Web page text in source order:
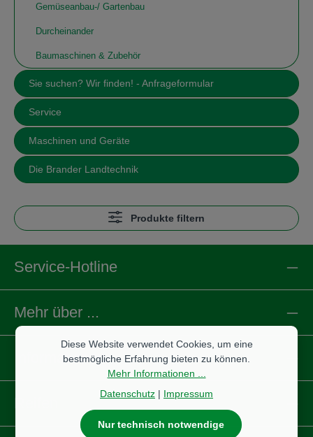
Gemüseanbau-/ Gartenbau
Durcheinander
Baumaschinen & Zubehör
Sie suchen? Wir finden! - Anfrageformular
Service
Maschinen und Geräte
Die Brander Landtechnik
Produkte filtern
Service-Hotline
Mehr über ...
Informationen
Diese Website verwendet Cookies, um eine
bestmögliche Erfahrung bieten zu können.
Mehr Informationen ...
Datenschutz | Impressum
Nur technisch notwendige